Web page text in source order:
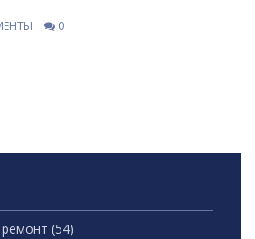
и что важно
0
(54)